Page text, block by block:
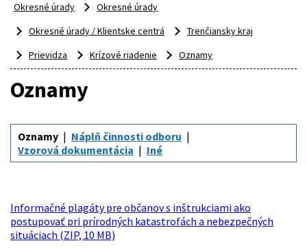
Okresné úrady
Okresné úrady
Okresné úrady / Klientske centrá
Trenčiansky kraj
Prievidza
Krízové riadenie Oznamy
Oznamy
Oznamy
Náplň činnosti odboru
Vzorová dokumentácia
Iné
Informačné plagáty pre občanov s inštrukciami ako
postupovať pri prírodných katastrofách a nebezpečných
situáciach (ZIP, 10 MB)